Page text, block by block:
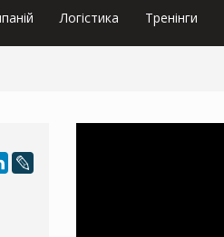
Логістика Тренінги